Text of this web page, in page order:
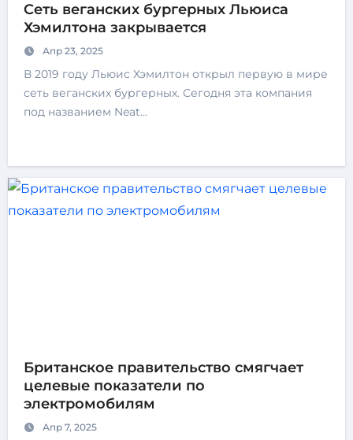
Сеть веганских бургерных Льюиса
Хэмилтона закрывается
Апр 23, 2025
В 2019 году Льюис Хэмилтон открыл первую в мире
сеть веганских бургерных. Сегодня эта компания
под названием Neat…
Британское правительство смягчает
целевые показатели по
электромобилям
Апр 7, 2025